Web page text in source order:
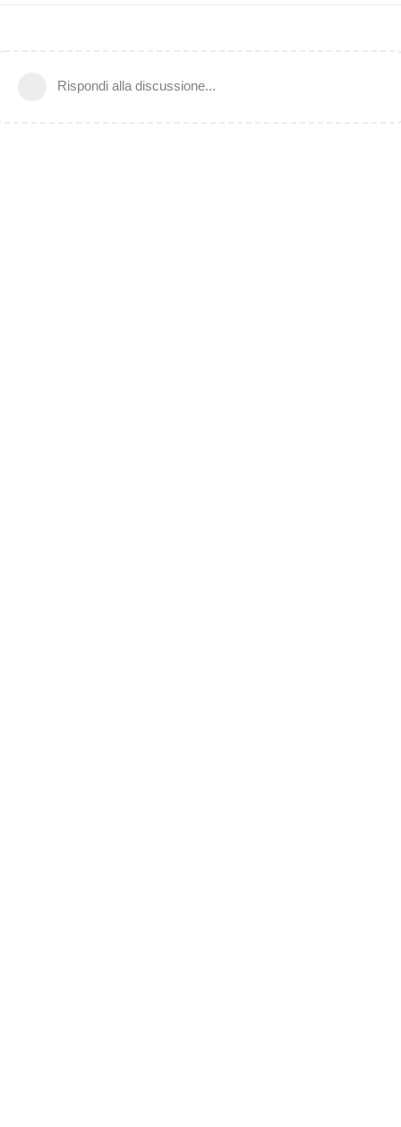
Rispondi alla discussione...